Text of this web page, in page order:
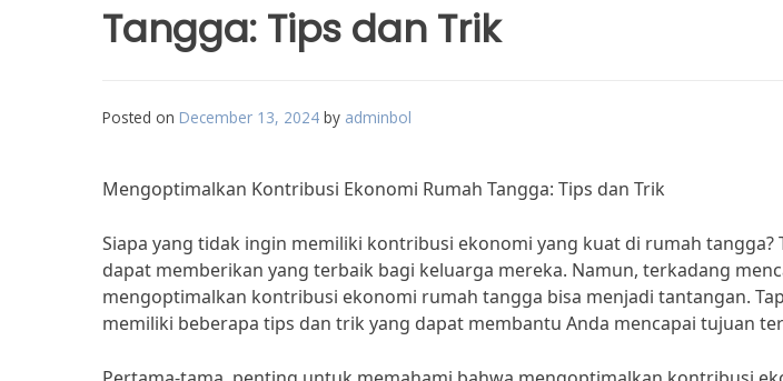
Tangga: Tips dan Trik
Posted on December 13, 2024 by adminbol
Mengoptimalkan Kontribusi Ekonomi Rumah Tangga: Tips dan Trik
Siapa yang tidak ingin memiliki kontribusi ekonomi yang kuat di rumah tangga?
dapat memberikan yang terbaik bagi keluarga mereka. Namun, terkadang
mengoptimalkan kontribusi ekonomi rumah tangga bisa menjadi tantangan.
memiliki beberapa tips dan trik yang dapat membantu Anda mencapai tujuan